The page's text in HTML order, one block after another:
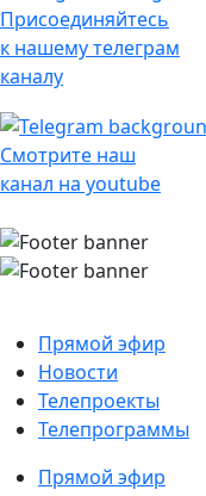
Присоединяйтесь
к нашему телеграм
каналу
Смотрите наш
канал на youtube
Прямой эфир
Новости
Телепроекты
Телепрограммы
Прямой эфир